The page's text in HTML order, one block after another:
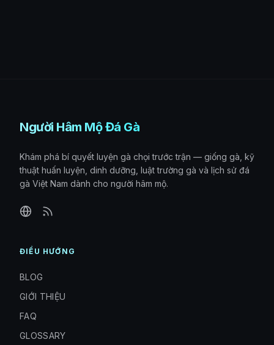
Người Hâm Mộ Đá Gà
Khám phá bí quyết luyện gà chọi trước trận — giống gà, kỹ
thuật huấn luyện, dinh dưỡng, luật trường gà và lịch sử đá
gà Việt Nam dành cho người hâm mộ.
ĐIỀU HƯỚNG
BLOG
GIỚI THIỆU
FAQ
GLOSSARY